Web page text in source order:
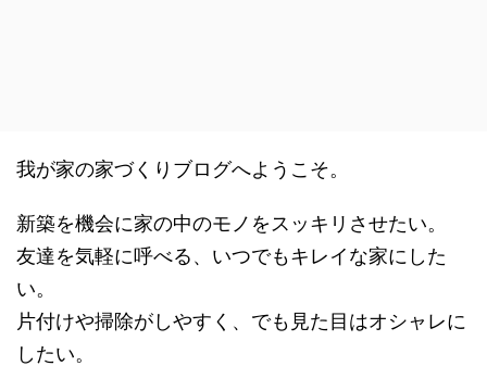
我が家の家づくりブログへようこそ。
新築を機会に家の中のモノをスッキリさせたい。
友達を気軽に呼べる、いつでもキレイな家にした
い。
片付けや掃除がしやすく、でも見た目はオシャレに
したい。